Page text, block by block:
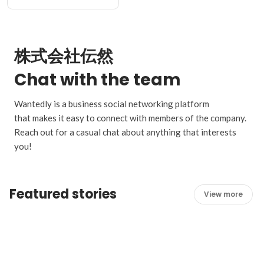
株式会社伝然
Chat with the team
Wantedly is a business social networking platform
that makes it easy to connect with members of the company.
Reach out for a casual chat about anything that interests
you!
Featured stories View more